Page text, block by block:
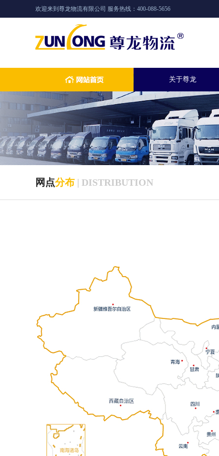
欢迎来到尊龙物流有限公司 服务热线：400-088-5656
关于尊龙
网点分布 | DISTRIBUTION